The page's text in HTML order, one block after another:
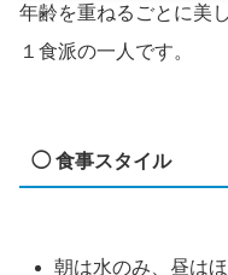
年齢を重ねるごとに美
１食派の一人です。
◯ 食事スタイル
朝は水のみ、昼は